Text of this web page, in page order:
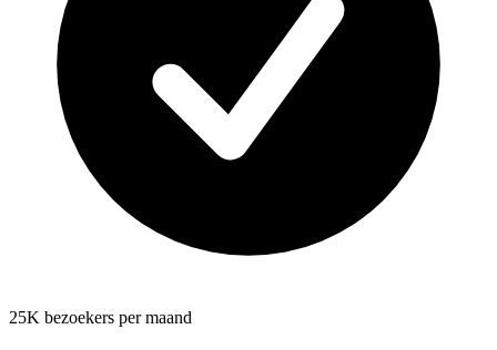
25K bezoekers per maand